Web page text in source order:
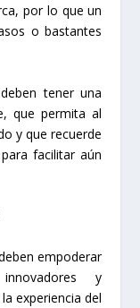
por lo que un
o bastantes
tener una
que permita al
y que recuerde
facilitar aún
empoderar
y
experiencia del